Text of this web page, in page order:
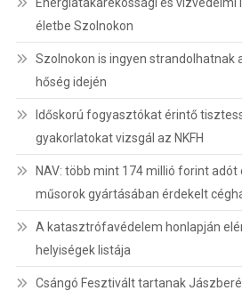
életbe Szolnokon
Szolnokon is ingyen strandolhatnak
hőség idején
Időskorú fogyasztókat érintő
gyakorlatokat vizsgál az NKFH
NAV: több mint 174 millió forint adót
műsorok gyártásában érdekelt
A katasztrófavédelem honlapján
helyiségek listája
Csángó Fesztivált tartanak